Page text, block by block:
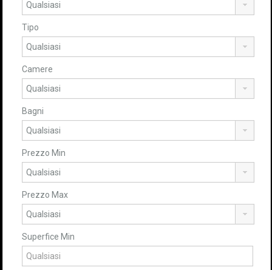
Tipo
Camere
Bagni
Prezzo Min
Prezzo Max
Superfice Min